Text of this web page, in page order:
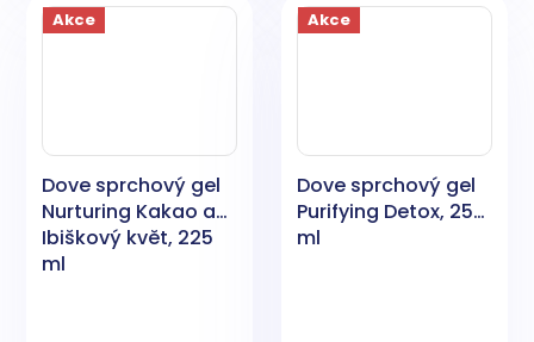
Akce
Dove sprchový gel
Nurturing Kakao a
Ibiškový květ, 225
ml
Akce
Dove sprchový gel
Purifying Detox, 250
ml